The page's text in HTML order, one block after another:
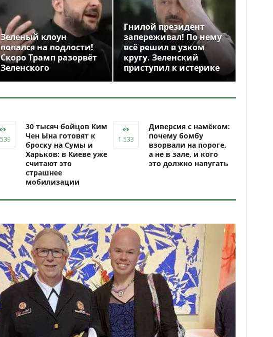
Зеленый клоун
попался на подлости!
Скоро Трамп разорвёт
Зеленского
Гнилой президент
запереживал! По нему
всё решил в узком
кругу. Зеленский
приступил к истерике
30 тысяч бойцов Ким
Чен Ына готовят к
броску на Сумы и
Харьков: в Киеве уже
считают это
страшнее
мобилизации
Диверсия с намёком:
почему бомбу
взорвали на пороге,
а не в зале, и кого
это должно напугать